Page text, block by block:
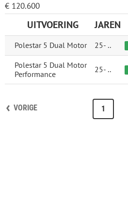
€ 120.600
UITVOERING JAREN
Polestar 5 Dual Motor 25- ..
Polestar 5 Dual Motor
Performance
25- ..
VORIGE 1